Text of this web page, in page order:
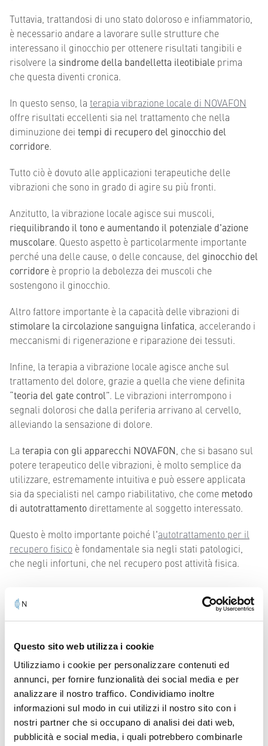
Questo sito web utilizza i cookie
Utilizziamo i cookie per personalizzare contenuti ed
annunci, per fornire funzionalità dei social media e per
analizzare il nostro traffico. Condividiamo inoltre
informazioni sul modo in cui utilizzi il nostro sito con i
nostri partner che si occupano di analisi dei dati web,
pubblicità e social media, i quali potrebbero combinarle
Tuttavia, trattandosi di uno stato doloroso e infiammatorio,
è necessario andare a lavorare sulle strutture che
interessano il ginocchio per ottenere risultati tangibili e
risolvere la sindrome della bandelletta ileotibiale prima
che questa diventi cronica.
In questo senso, la terapia vibrazione locale di NOVAFON
offre risultati eccellenti sia nel trattamento che nella
diminuzione dei tempi di recupero del ginocchio del
corridore
Tutto ciò è dovuto alle applicazioni terapeutiche delle
vibrazioni che sono in grado di agire su più fronti.
Anzitutto, la vibrazione locale agisce sui muscoli,
riequilibrando il tono e aumentando il potenziale d'azione
muscolare . Questo aspetto è particolarmente importante
perché una delle cause, o delle concause, del ginocchio del
corridore è proprio la debolezza dei muscoli che
sostengono il ginocchio.
Altro fattore importante è la capacità delle vibrazioni di
stimolare la circolazione sanguigna linfatica , accelerando i
meccanismi di rigenerazione e riparazione dei tessuti.
Infine, la terapia a vibrazione locale agisce anche sul
trattamento del dolore, grazie a quella che viene definita
“teoria del gate control”. Le vibrazioni interrompono i
segnali dolorosi che dalla periferia arrivano al cervello,
alleviando la sensazione di dolore.
La terapia con gli apparecchi NOVAFON , che si basano sul
potere terapeutico delle vibrazioni, è molto semplice da
utilizzare, estremamente intuitiva e può essere applicata
sia da specialisti nel campo riabilitativo, che come metodo
di autotrattamento direttamente al soggetto interessato.
Questo è molto importante poiché l'autotrattamento per il
recupero fisico è fondamentale sia negli stati patologici,
che negli infortuni, che nel recupero post attività fisica.
Perché scegliere gli apparecchi
NOVAFON per la terapia a
vibrazione locale
Come abbiamo visto, lacura per il ginocchio del corridore
deve essere applicata il prima possibile, in modo da evitare
conseguenze spiacevoli e a lungo termine che influenzino
la capacità di praticare attività sportiva.
Per sfruttare nel modo migliore tutti i benefici terapeutici